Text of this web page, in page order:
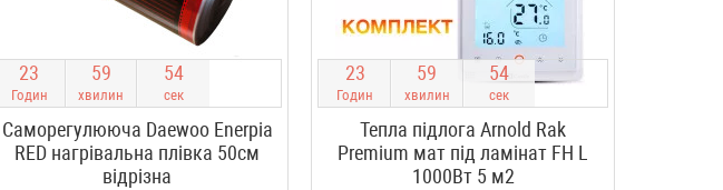
23
Годин
59
хвилин
53
сек
Саморегулююча Daewoo Enerpia
RED нагрівальна плівка 50см
відрізна
23
Годин
59
хвилин
53
сек
Тепла підлога Arnold Rak
Premium мат під ламінат FH L
1000Вт 5 м2